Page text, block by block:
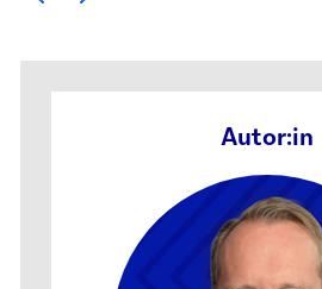
Autor:in